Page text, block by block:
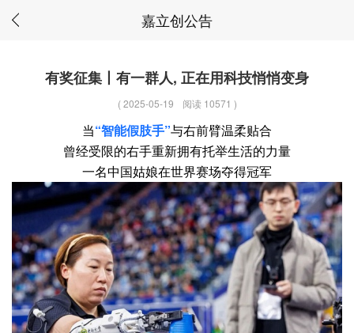
嘉立创公告
有奖征集丨有一群人, 正在用科技悄悄变身
(2025-05-19 阅读 10571 )
当“智能假肢手”与右前臂温柔贴合
曾经受限的右手重新拥有托举生活的力量
一名中国姑娘在世界赛场夺得冠军